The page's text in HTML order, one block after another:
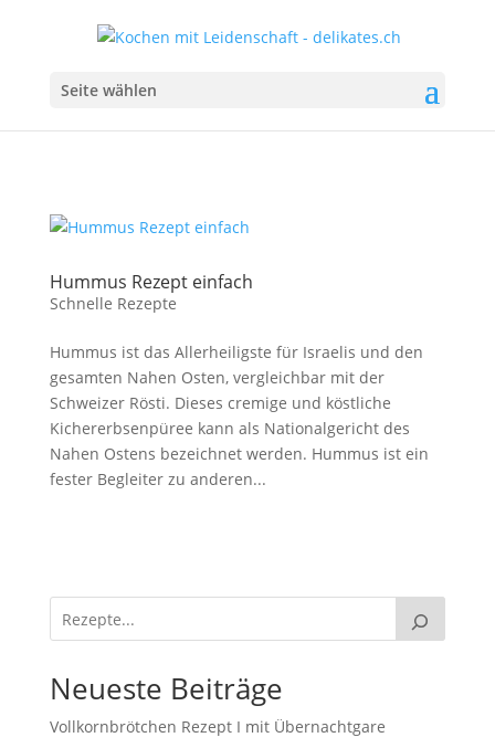
Seite wählen
Hummus Rezept einfach
Schnelle Rezepte
Hummus ist das Allerheiligste für Israelis und den
gesamten Nahen Osten, vergleichbar mit der
Schweizer Rösti. Dieses cremige und köstliche
Kichererbsenpüree kann als Nationalgericht des
Nahen Ostens bezeichnet werden. Hummus ist ein
fester Begleiter zu anderen...
Neueste Beiträge
Vollkornbrötchen Rezept I mit Übernachtgare